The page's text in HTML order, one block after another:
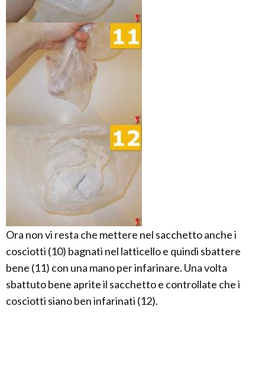
Ora non vi resta che mettere nel sacchetto anche i
cosciotti (10) bagnati nel latticello e quindi sbattere
bene (11) con una mano per infarinare. Una volta
sbattuto bene aprite il sacchetto e controllate che i
cosciotti siano ben infarinati (12).